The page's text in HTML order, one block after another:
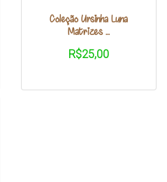
Coleção Ursinha Luna
Matrizes ...
R$25,00